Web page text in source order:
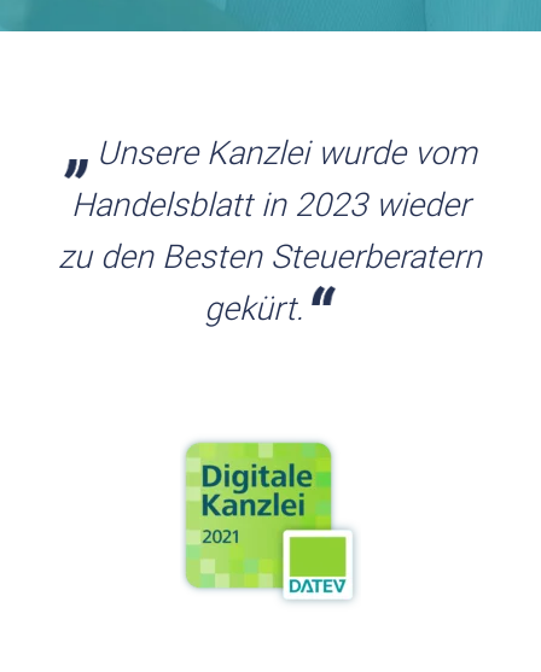
Unsere Kanzlei wurde vom
Handelsblatt in 2023 wieder
zu den Besten Steuerberatern
gekürt.